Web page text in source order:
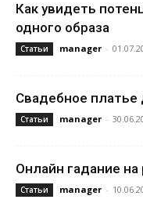
Как увидеть
одного образа
Статьи manager -
Свадебное
Статьи manager -
Онлайн гадание
Статьи manager -